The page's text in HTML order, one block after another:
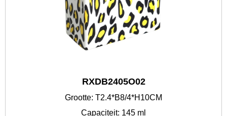
RXDB2405O02
Grootte: T2.4*B8/4*H10CM
Capaciteit: 145 ml